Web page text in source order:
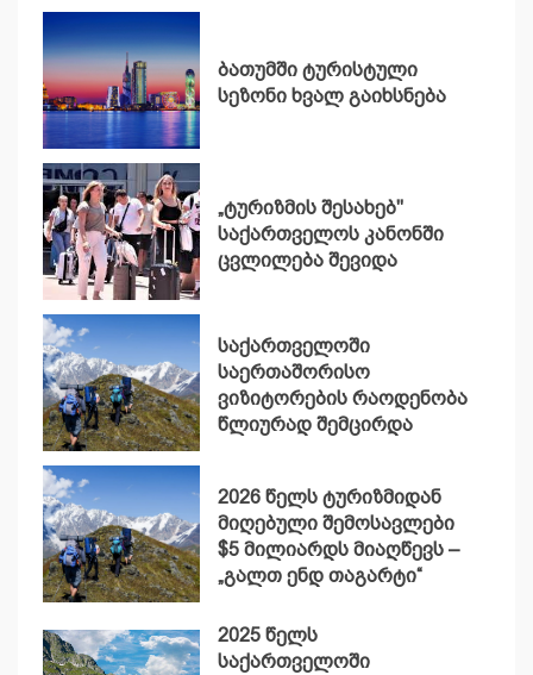
ბათუმში ტურისტული
სეზონი ხვალ გაიხსნება
„ტურიზმის შესახებ"
საქართველოს კანონში
ცვლილება შევიდა
საქართველოში
საერთაშორისო
ვიზიტორების რაოდენობა
წლიურად შემცირდა
2026 წელს ტურიზმიდან
მიღებული შემოსავლები
$5 მილიარდს მიაღწევს –
„გალთ ენდ თაგარტი“
2025 წელს
საქართველოში